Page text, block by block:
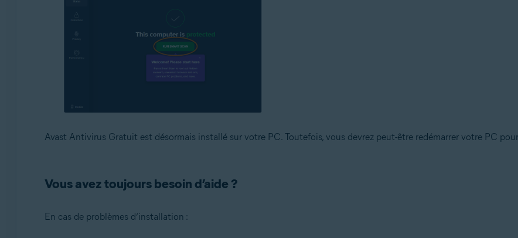
Avast Antivirus Gratuit est désormais installé sur votre PC. Toutefois, vous devrez peut-être redémarrer votre PC
Vous avez toujours besoin d’aide ?
En cas de problèmes d’installation :